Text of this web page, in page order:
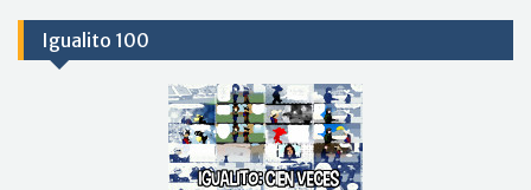
Igualito 100